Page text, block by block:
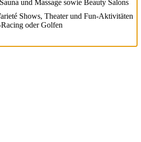
und Massage sowie Beauty Salons
Shows, Theater und Fun-Aktivitäten
oder Golfen